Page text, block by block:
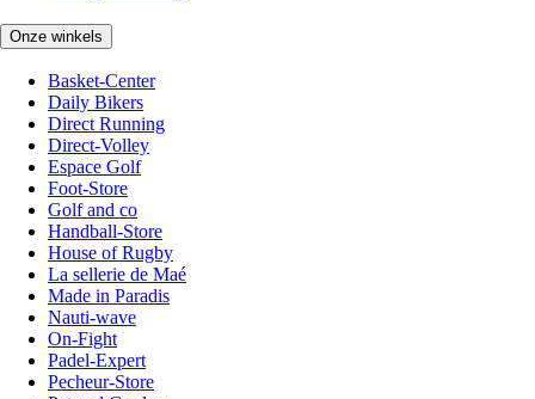
Onze winkels
Basket-Center
Daily Bikers
Direct Running
Direct-Volley
Espace Golf
Foot-Store
Golf and co
Handball-Store
House of Rugby
La sellerie de Maé
Made in Paradis
Nauti-wave
On-Fight
Padel-Expert
Pecheur-Store